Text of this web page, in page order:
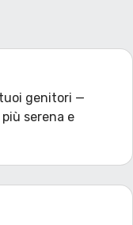
genitori —
serena e